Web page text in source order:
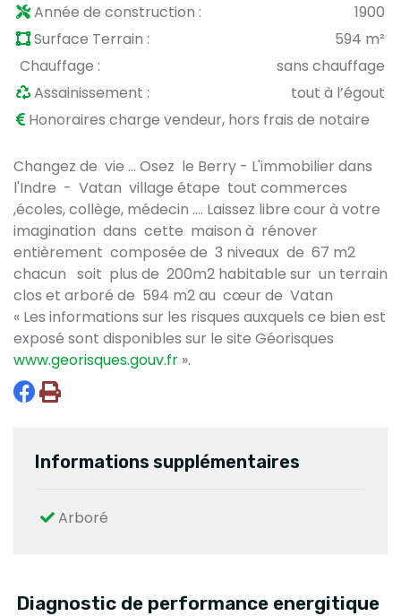
Année de construction :
1900
Surface Terrain :
594 m²
Chauffage :
sans chauffage
Assainissement :
tout à l’égout
Honoraires charge vendeur, hors frais de notaire
Changez de vie … Osez le Berry - L'immobilier dans
l'Indre - Vatan village étape tout commerces
,écoles, collège, médecin …. Laissez libre cour à votre
imagination dans cette maison à rénover
entièrement composée de 3 niveaux de 67 m2
chacun soit plus de 200m2 habitable sur un terrain
clos et arboré de 594 m2 au cœur de Vatan
« Les informations sur les risques auxquels ce bien est
exposé sont disponibles sur le site Géorisques
www.georisques.gouv.fr ».
Informations supplémentaires
Arboré
Diagnostic de performance energitique